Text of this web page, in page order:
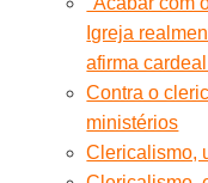
Igreja
afirma
Contra o
ministérios
Clericalismo,